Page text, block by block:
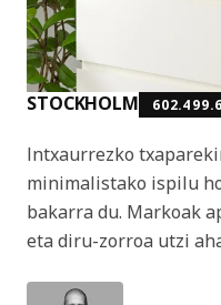
STOCKHOLM
Intxaurrezko
minimalistako ispilu
bakarra du. Markoak
eta diru-zorroa utzi